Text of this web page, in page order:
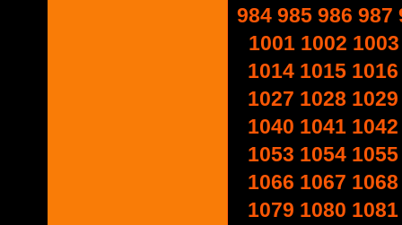
984 985 986 987
1001 1002 1003
1014 1015 1016
1027 1028 1029
1040 1041 1042
1053 1054 1055
1066 1067 1068
1079 1080 1081